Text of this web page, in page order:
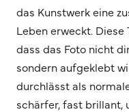
das Kunstwerk eine
Leben erweckt.
dass das Foto nicht
sondern aufgeklebt
durchlässt als
schärfer, fast brillant,